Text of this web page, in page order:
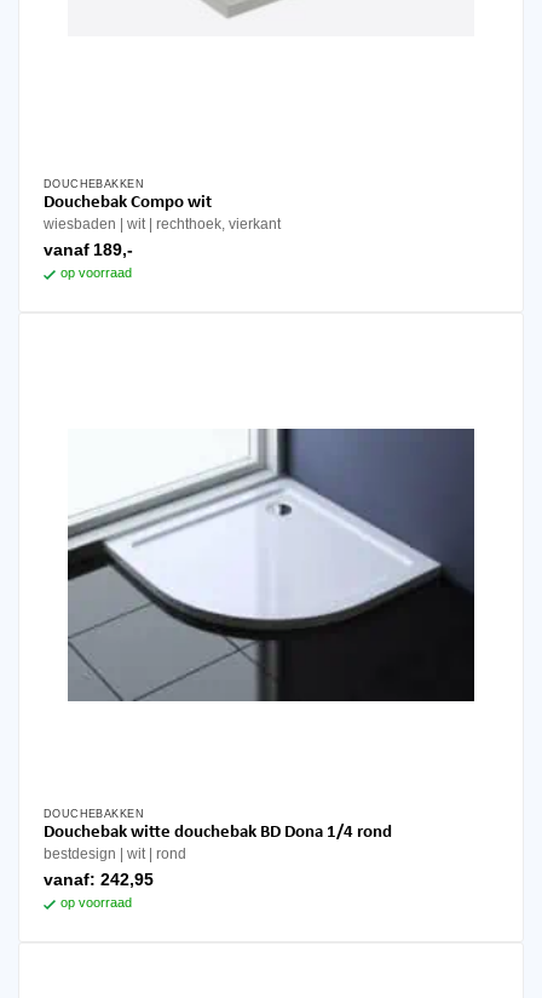
DOUCHEBAKKEN
Douchebak Compo wit
wiesbaden wit rechthoek, vierkant
vanaf 189,-
op voorraad
Dit
product
productpagina
DOUCHEBAKKEN
Douchebak witte douchebak BD Dona 1/4 rond
bestdesign wit rond
vanaf: 242,95
op voorraad